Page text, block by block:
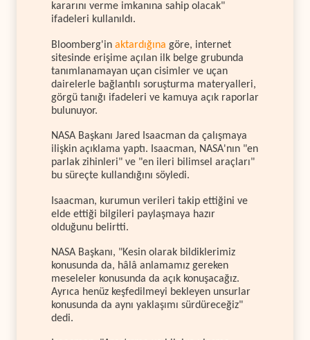
kararını verme imkanına sahip olacak"
ifadeleri kullanıldı.
Bloomberg'in aktardığına göre, internet
sitesinde erişime açılan ilk belge grubunda
tanımlanamayan uçan cisimler ve uçan
dairelerle bağlantılı soruşturma materyalleri,
görgü tanığı ifadeleri ve kamuya açık raporlar
bulunuyor.
NASA Başkanı Jared Isaacman da çalışmaya
ilişkin açıklama yaptı. Isaacman, NASA'nın "en
parlak zihinleri" ve "en ileri bilimsel araçları"
bu süreçte kullandığını söyledi.
Isaacman, kurumun verileri takip ettiğini ve
elde ettiği bilgileri paylaşmaya hazır
olduğunu belirtti.
NASA Başkanı, "Kesin olarak bildiklerimiz
konusunda da, hâlâ anlamamız gereken
meseleler konusunda da açık konuşacağız.
Ayrıca henüz keşfedilmeyi bekleyen unsurlar
konusunda da aynı yaklaşımı sürdüreceğiz"
dedi.